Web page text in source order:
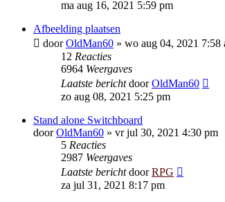
ma aug 16, 2021 5:59 pm
Afbeelding plaatsen
doorOldMan60 » wo aug 04, 2021 7:58
12 Reacties
6964 Weergaves
Laatste berichtdoorOldMan60
zo aug 08, 2021 5:25 pm
Stand alone Switchboard
doorOldMan60 » vr jul 30, 2021 4:30 pm
5 Reacties
2987 Weergaves
Laatste berichtdoorRPG
za jul 31, 2021 8:17 pm